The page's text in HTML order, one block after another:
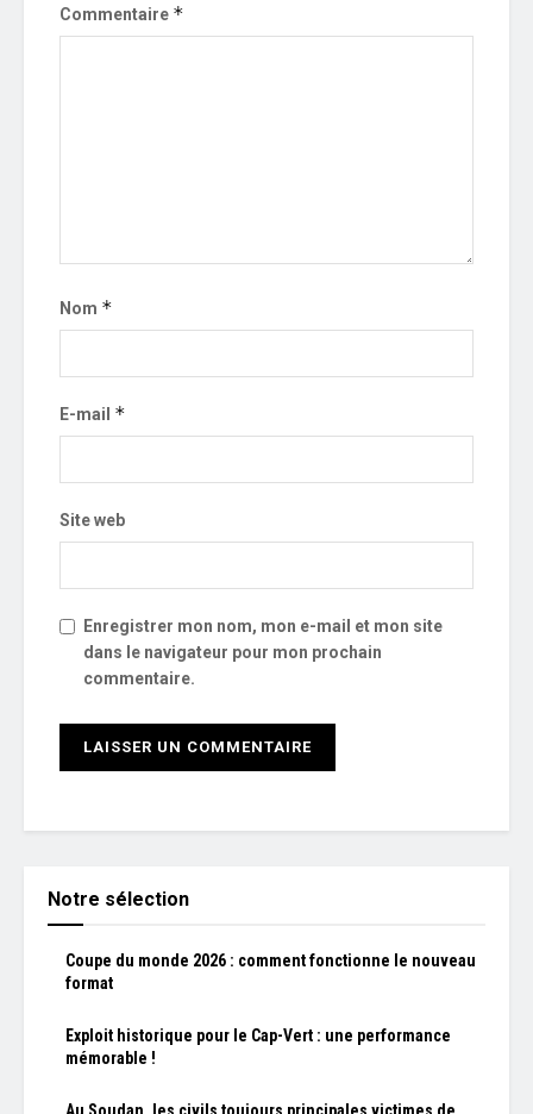
Commentaire *
Nom *
E-mail *
Site web
Enregistrer mon nom, mon e-mail et mon site
dans le navigateur pour mon prochain
commentaire.
Notre sélection
Coupe du monde 2026 : comment fonctionne le nouveau
format
Exploit historique pour le Cap-Vert : une performance
mémorable !